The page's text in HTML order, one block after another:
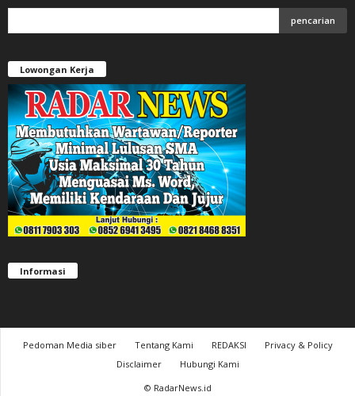
Lowongan Kerja
Informasi
Pedoman Media siber Tentang Kami REDAKSI
Privacy & Policy
Disclaimer
Hubungi Kami
© RadarNews.id